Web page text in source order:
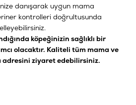
danışarak uygun mama
kontrolleri doğrultusunda
köpeğinizin sağlıklı bir
olacaktır. Kaliteli tüm mama ve
adresini ziyaret edebilirsiniz.